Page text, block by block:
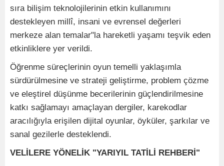
sıra bilişim teknolojilerinin etkin kullanımını
destekleyen millî, insani ve evrensel değerleri
merkeze alan temalar"la hareketli yaşamı teşvik eden
etkinliklere yer verildi.
Öğrenme süreçlerinin oyun temelli yaklaşımla
sürdürülmesine ve strateji geliştirme, problem çözme
ve eleştirel düşünme becerilerinin güçlendirilmesine
katkı sağlamayı amaçlayan dergiler, karekodlar
aracılığıyla erişilen dijital oyunlar, öyküler, şarkılar ve
sanal gezilerle desteklendi.
VELİLERE YÖNELİK "YARIYIL TATİLİ REHBERİ"